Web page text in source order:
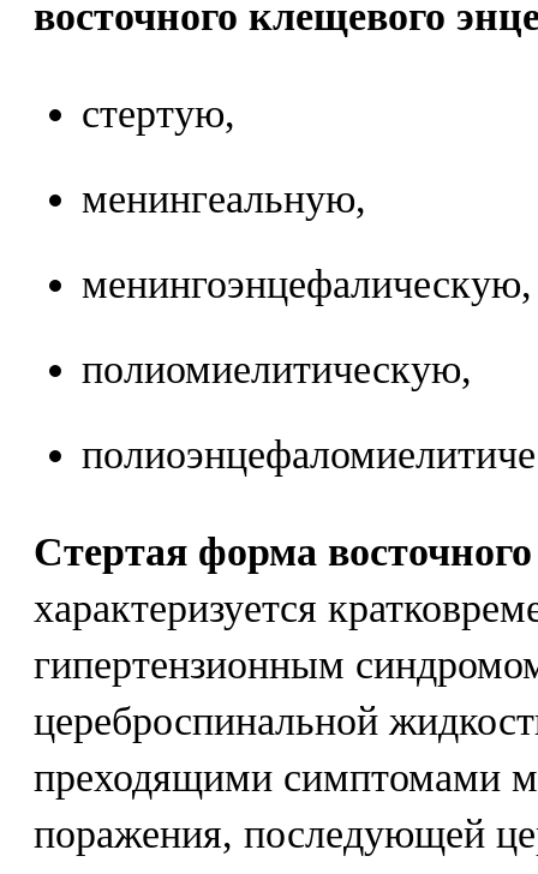
восточного клещевого
стертую,
менингеальную,
менингоэнцефалическую,
полиомиелитическую,
Стертая форма
характеризуется
гипертензионным
цереброспинальной
преходящими симптомами
поражения, последующей